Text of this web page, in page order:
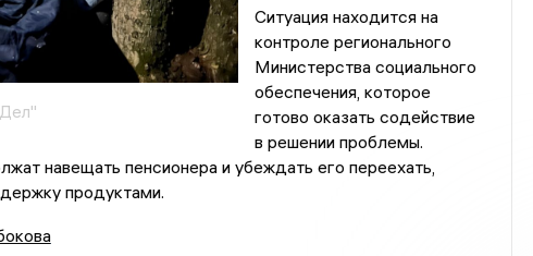
Ситуация находится на
контроле регионального
Министерства социального
обеспечения, которое
готово оказать содействие
в решении проблемы.
навещать пенсионера и убеждать его переехать,
продуктами.